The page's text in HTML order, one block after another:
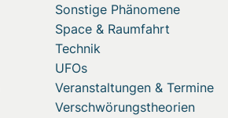
Sonstige Phänomene
Space & Raumfahrt
Technik
UFOs
Veranstaltungen & Termine
Verschwörungstheorien